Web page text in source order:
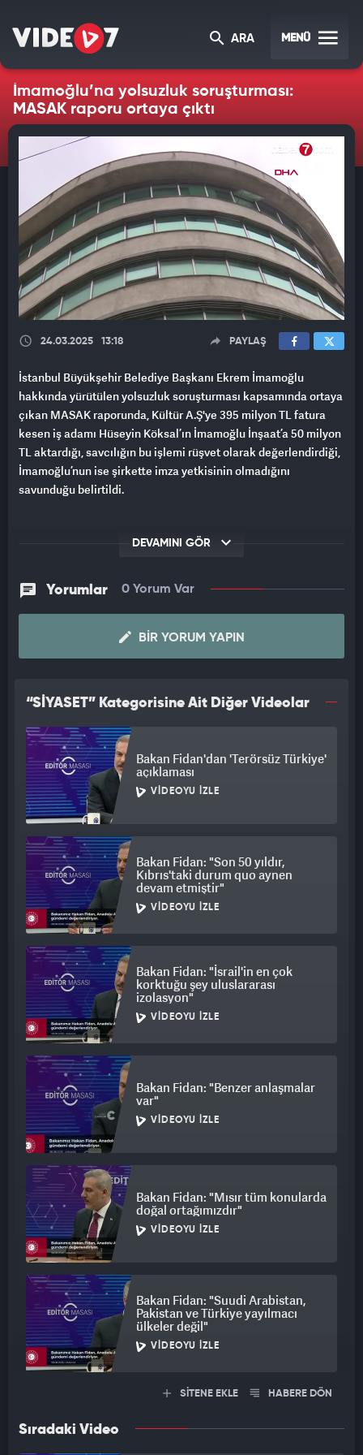
ARA MENÜ
İmamoğlu’na yolsuzluk soruşturması:
MASAK raporu ortaya çıktı
24.03.2025 13:18 PAYLAŞ
İstanbul Büyükşehir Belediye Başkanı Ekrem İmamoğlu
hakkında yürütülen yolsuzluk soruşturması kapsamında ortaya
çıkan MASAK raporunda, Kültür A.Ş'ye 395 milyon TL fatura
kesen iş adamı Hüseyin Köksal’ın İmamoğlu İnşaat’a 50 milyon
TL aktardığı, savcılığın bu işlemi rüşvet olarak değerlendirdiği,
İmamoğlu’nun ise şirkette imza yetkisinin olmadığını
savunduğu belirtildi.
DEVAMINI GÖR
Yorumlar 0 Yorum Var
BIR YORUM YAPIN
“SİYASET” Kategorisine Ait Diğer Videolar
Bakan Fidan'dan 'Terörsüz Türkiye'
açıklaması
VIDEOYU İZLE
Bakan Fidan: "Son 50 yıldır,
Kıbrıs'taki durum quo aynen
devam etmiştir"
VIDEOYU İZLE
Bakan Fidan: "İsrail'in en çok
korktuğu şey uluslararası
izolasyon"
VIDEOYU İZLE
Bakan Fidan: "Benzer anlaşmalar
var"
VIDEOYU İZLE
Bakan Fidan: "Mısır tüm konularda
doğal ortağımızdır"
VIDEOYU İZLE
Bakan Fidan: "Suudi Arabistan,
Pakistan ve Türkiye yayılmacı
ülkeler değil"
VIDEOYU İZLE
SİTENE EKLE HABERE DÖN
Sıradaki Video